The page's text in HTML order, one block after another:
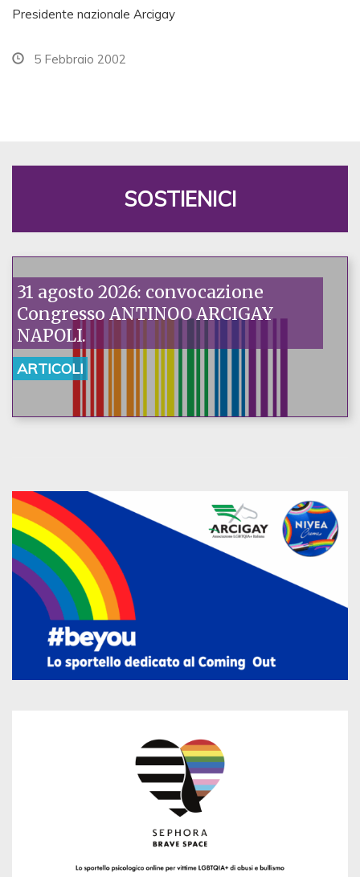
Presidente nazionale Arcigay
5 Febbraio 2002
SOSTIENICI
31 agosto 2026: convocazione
Congresso ANTINOO ARCIGAY
NAPOLI.
ARTICOLI